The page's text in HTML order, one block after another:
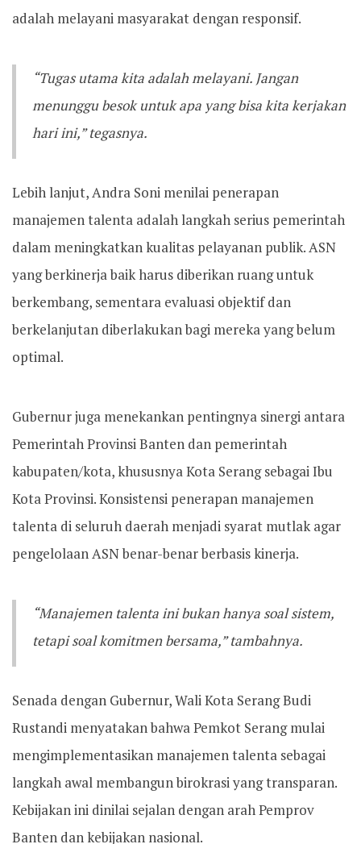
adalah melayani masyarakat dengan responsif.
“Tugas utama kita adalah melayani. Jangan
menunggu besok untuk apa yang bisa kita kerjakan
hari ini,” tegasnya.
Lebih lanjut, Andra Soni menilai penerapan
manajemen talenta adalah langkah serius pemerintah
dalam meningkatkan kualitas pelayanan publik. ASN
yang berkinerja baik harus diberikan ruang untuk
berkembang, sementara evaluasi objektif dan
berkelanjutan diberlakukan bagi mereka yang belum
optimal.
Gubernur juga menekankan pentingnya sinergi antara
Pemerintah Provinsi Banten dan pemerintah
kabupaten/kota, khususnya Kota Serang sebagai Ibu
Kota Provinsi. Konsistensi penerapan manajemen
talenta di seluruh daerah menjadi syarat mutlak agar
pengelolaan ASN benar-benar berbasis kinerja.
“Manajemen talenta ini bukan hanya soal sistem,
tetapi soal komitmen bersama,” tambahnya.
Senada dengan Gubernur, Wali Kota Serang Budi
Rustandi menyatakan bahwa Pemkot Serang mulai
mengimplementasikan manajemen talenta sebagai
langkah awal membangun birokrasi yang transparan.
Kebijakan ini dinilai sejalan dengan arah Pemprov
Banten dan kebijakan nasional.